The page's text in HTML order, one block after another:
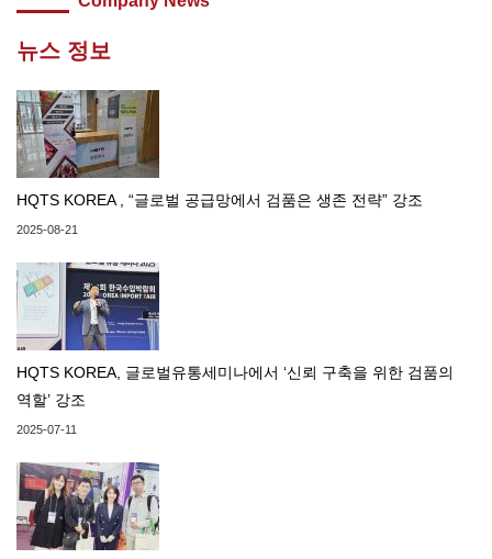
뉴스 정보
HQTS KOREA , “글로벌 공급망에서 검품은 생존 전략” 강조
2025-08-21
HQTS KOREA, 글로벌유통세미나에서 ‘신뢰 구축을 위한 검품의
역할’ 강조
2025-07-11